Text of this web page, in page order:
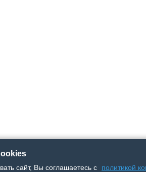
сайт, Вы соглашаетесь с
политикой